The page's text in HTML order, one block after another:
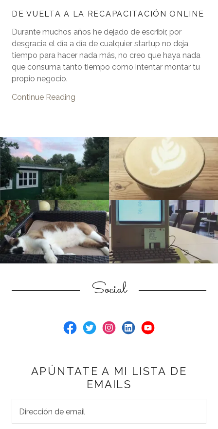
DE VUELTA A LA RECAPACITACIÓN ONLINE
Durante muchos años he dejado de escribir, por
desgracia el día a día de cualquier startup no deja
tiempo para hacer nada más, no creo que haya nada
que consuma tanto tiempo como intentar montar tu
propio negocio.
Continue Reading
Social
APÚNTATE A MI LISTA DE
EMAILS
Dirección de email